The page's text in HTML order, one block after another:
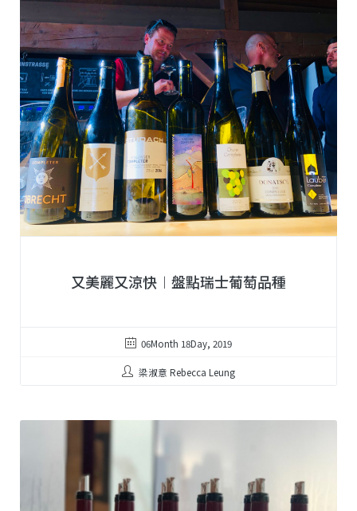
又美麗又涼快︱盤點瑞士葡萄品種
06Month 18Day, 2019
梁淑意 Rebecca Leung